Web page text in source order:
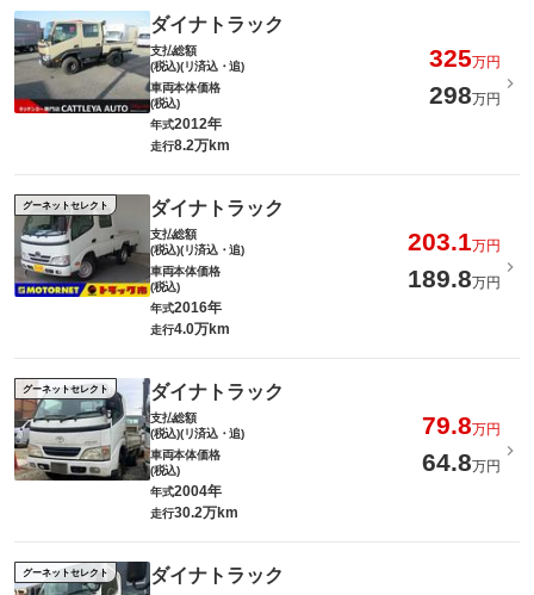
ダイナトラック
支払総額
(税込)(リ済込・追)
325万円
車両本体価格
(税込)
298万円
年式2012年
走行8.2万km
グーネットセレクト ダイナトラック
支払総額
(税込)(リ済込・追)
203.1万円
車両本体価格
(税込)
189.8万円
年式2016年
走行4.0万km
グーネットセレクト ダイナトラック
支払総額
(税込)(リ済込・追)
79.8万円
車両本体価格
(税込)
64.8万円
年式2004年
走行30.2万km
グーネットセレクト ダイナトラック